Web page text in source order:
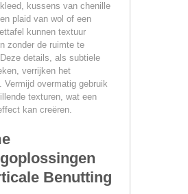
kussens van chenille
plaid van wol of een
kunnen textuur
zonder de ruimte te
details, als subtiele
verrijken het
Vermijd overmatig gebruik
texturen, wat een
kan creëren.
Benutting